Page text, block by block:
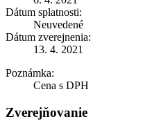
Dátum splatnosti:
Neuvedené
Dátum zverejnenia:
13. 4. 2021
Poznámka:
Cena s DPH
Zverejňovanie